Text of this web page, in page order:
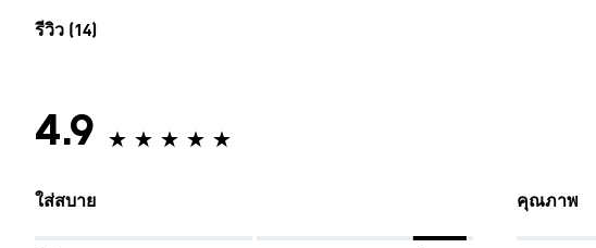
รีวิว (14)
4.9
ใส่สบาย คุณภาพ